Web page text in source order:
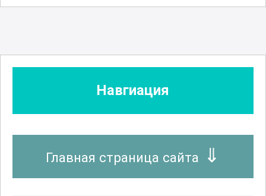
Навгиация
Главная страница сайта